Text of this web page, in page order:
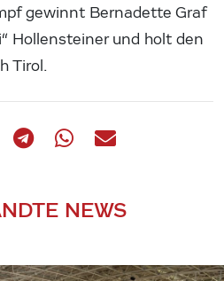
gewinnt Bernadette Graf
Hollensteiner und holt den
Tirol.
NEWS